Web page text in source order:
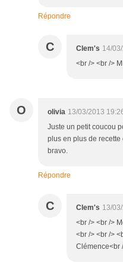
Répondre
C Clem's 14/
<br /> <br />
O olivia 13/03/2013
Juste un petit coucou
plus en plus de
bravo.
Répondre
C Clem's 13/
<br /> <br />
<br /> <br />
Clémence<br